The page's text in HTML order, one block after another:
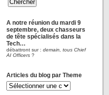
A notre réunion du mardi 9
septembre, deux chasseurs
de tête spécialisés dans la
Tech…
débattront sur : demain, tous Chief
AI Officers ?
Articles du blog par Theme
Articles
du
blog